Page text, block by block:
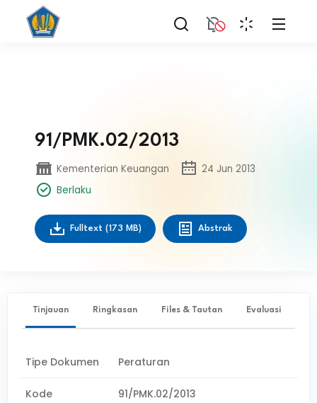
91/PMK.02/2013
Kementerian Keuangan
24 Jun 2013
Berlaku
Fulltext (173 MB) Abstrak
Tinjauan Ringkasan Files & Tautan Evaluasi
Tipe Dokumen Peraturan
Kode 91/PMK.02/2013